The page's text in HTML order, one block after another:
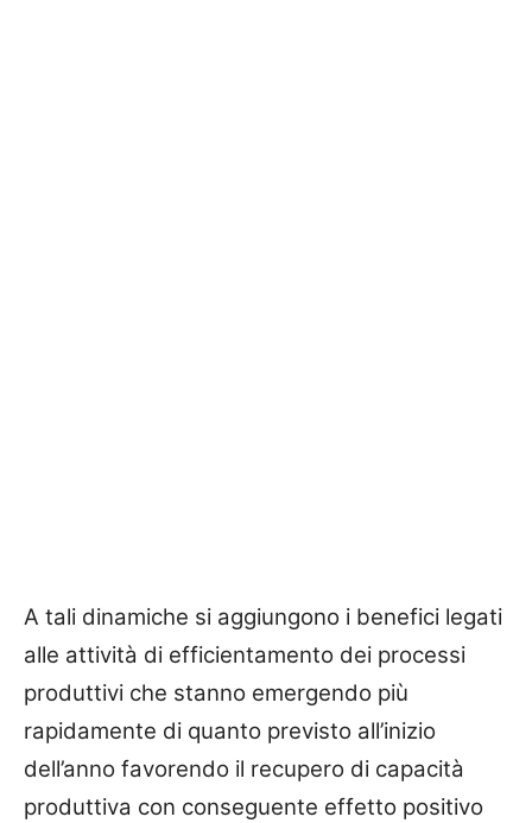
A tali dinamiche si aggiungono i benefici legati
alle attività di efficientamento dei processi
produttivi che stanno emergendo più
rapidamente di quanto previsto all’inizio
dell’anno favorendo il recupero di capacità
produttiva con conseguente effetto positivo